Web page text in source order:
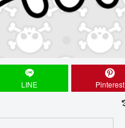
LINE Pinterest